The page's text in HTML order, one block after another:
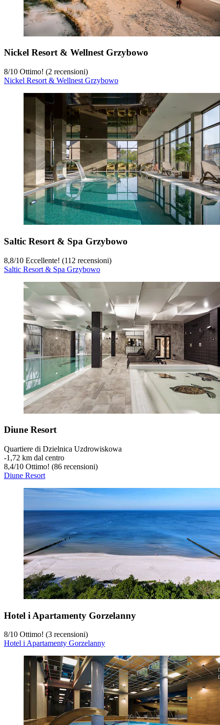
Nickel Resort & Wellnest Grzybowo
8/10 Ottimo! (2 recensioni)
Nickel Resort & Wellnest Grzybowo
Saltic Resort & Spa Grzybowo
8,8/10 Eccellente! (112 recensioni)
Saltic Resort & Spa Grzybowo
Diune Resort
Quartiere di Dzielnica Uzdrowiskowa
‐1,72 km dal centro
8,4/10 Ottimo! (86 recensioni)
Diune Resort
Hotel i Apartamenty Gorzelanny
8/10 Ottimo! (3 recensioni)
Hotel i Apartamenty Gorzelanny